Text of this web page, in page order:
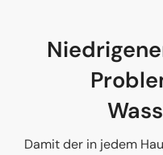
Damit der in jedem